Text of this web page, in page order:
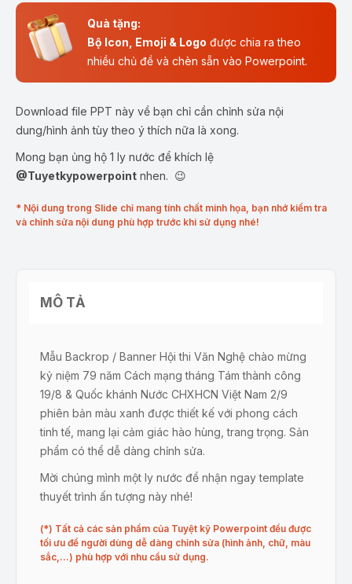
Quà tặng:
Bộ Icon, Emoji & Logo được chia ra theo
nhiều chủ đề và chèn sẵn vào Powerpoint.
Download file PPT này về bạn chỉ cần chỉnh sửa nội
dung/hình ảnh tùy theo ý thích nữa là xong.
Mong bạn ủng hộ 1 ly nước để khích lệ
@Tuyetkypowerpoint nhen. 😉
* Nội dung trong Slide chỉ mang tính chất minh họa, bạn nhớ kiểm tra
và chỉnh sửa nội dung phù hợp trước khi sử dụng nhé!
MÔ TẢ
Mẫu Backrop / Banner Hội thi Văn Nghệ chào mừng
kỷ niệm 79 năm Cách mạng tháng Tám thành công
19/8 & Quốc khánh Nước CHXHCN Việt Nam 2/9
phiên bản màu xanh được thiết kế với phong cách
tinh tế, mang lại cảm giác hào hùng, trang trọng. Sản
phẩm có thể dễ dàng chỉnh sửa.
Mời chúng mình một ly nước để nhận ngay template
thuyết trình ấn tượng này nhé!
(*) Tất cả các sản phẩm của Tuyệt kỹ Powerpoint đều được
tối ưu để người dùng dễ dàng chỉnh sửa (hình ảnh, chữ, màu
sắc,…) phù hợp với nhu cầu sử dụng.